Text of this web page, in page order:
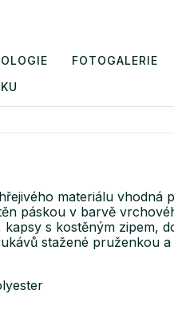
FOTOGALERIE
materiálu vhodná
páskou v barvě
s kostěným zipem,
stažené pruženkou